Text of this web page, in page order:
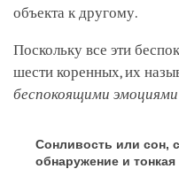
объекта к другому.
Поскольку все эти
шести коренных, их
беспокоящими эмоциями
Сонливость или сон,
обнаружение и